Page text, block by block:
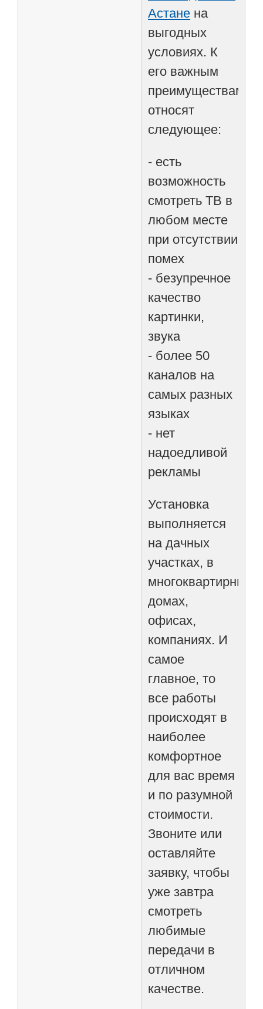
Астане на
выгодных
условиях. К
его важным
преимуществам
относят
следующее:
- есть
возможность
смотреть ТВ в
любом месте
при отсутствии
помех
- безупречное
качество
картинки,
звука
- более 50
каналов на
самых разных
языках
- нет
надоедливой
рекламы
Установка
выполняется
на дачных
участках, в
многоквартирных
домах,
офисах,
компаниях. И
самое
главное, то
все работы
происходят в
наиболее
комфортное
для вас время
и по разумной
стоимости.
Звоните или
оставляйте
заявку, чтобы
уже завтра
смотреть
любимые
передачи в
отличном
качестве.